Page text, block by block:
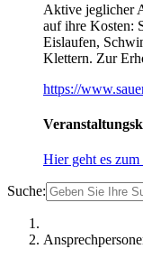
Aktive jeglicher
auf ihre Kosten:
Eislaufen,
Klettern. Zur
https://
Hier geht es
Suche: